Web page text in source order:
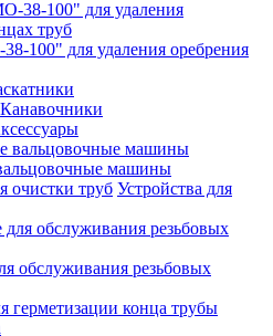
для удаления оребрения
Канавочники
машины
Устройства для
обслуживания резьбовых